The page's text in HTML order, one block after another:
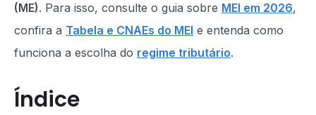
(ME). Para isso, consulte o guia sobre MEI em 2026,
confira a Tabela e CNAEs do MEI e entenda como
funciona a escolha do regime tributário.
Índice